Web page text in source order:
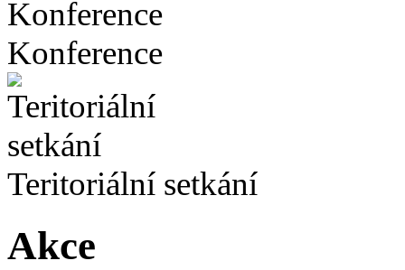
Konference
Teritoriální setkání
Akce